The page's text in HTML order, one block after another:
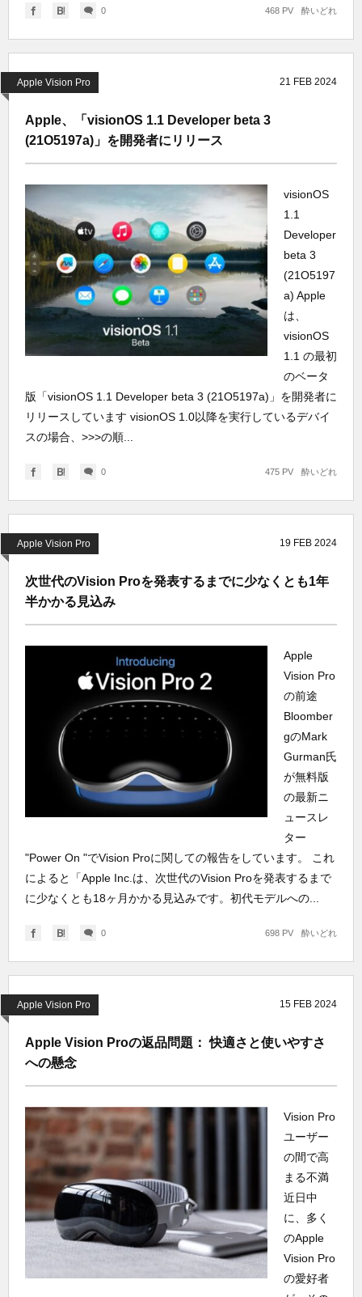
0 酔いどれ
468 PV
Apple Vision Pro 21 FEB 2024
Apple、「visionOS 1.1 Developer beta 3
(21O5197a)」を開発者にリリース
visionOS
1.1
Developer
beta 3
(21O5197
a) Apple
は、
visionOS
1.1 の最初
のベータ
版「visionOS 1.1 Developer beta 3 (21O5197a)」を開発者に
リリースしています visionOS 1.0以降を実行しているデバイ
スの場合、>>>の順...
0 酔いどれ
475 PV
Apple Vision Pro 19 FEB 2024
次世代のVision Proを発表するまでに少なくとも1年
半かかる見込み
Apple
Vision Pro
の前途
Bloomber
gのMark
Gurman氏
が無料版
の最新ニ
ュースレ
ター
"Power On "でVision Proに関しての報告をしています。 これ
によると「Apple Inc.は、次世代のVision Proを発表するまで
に少なくとも18ヶ月かかる見込みです。初代モデルへの...
0 酔いどれ
698 PV
Apple Vision Pro 15 FEB 2024
Apple Vision Proの返品問題： 快適さと使いやすさ
への懸念
Vision Pro
ユーザー
の間で高
まる不満
近日中
に、多く
のApple
Vision Pro
の愛好者